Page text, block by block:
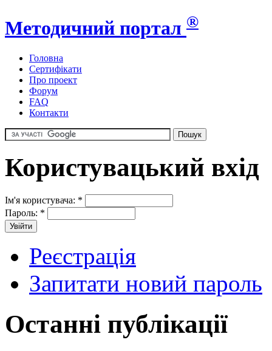
Методичний портал ®
Головна
Сертифікати
Про проект
Форум
FAQ
Контакти
Користувацький вхід
Ім'я користувача: *
Пароль: *
Реєстрація
Запитати новий пароль
Останні публікації